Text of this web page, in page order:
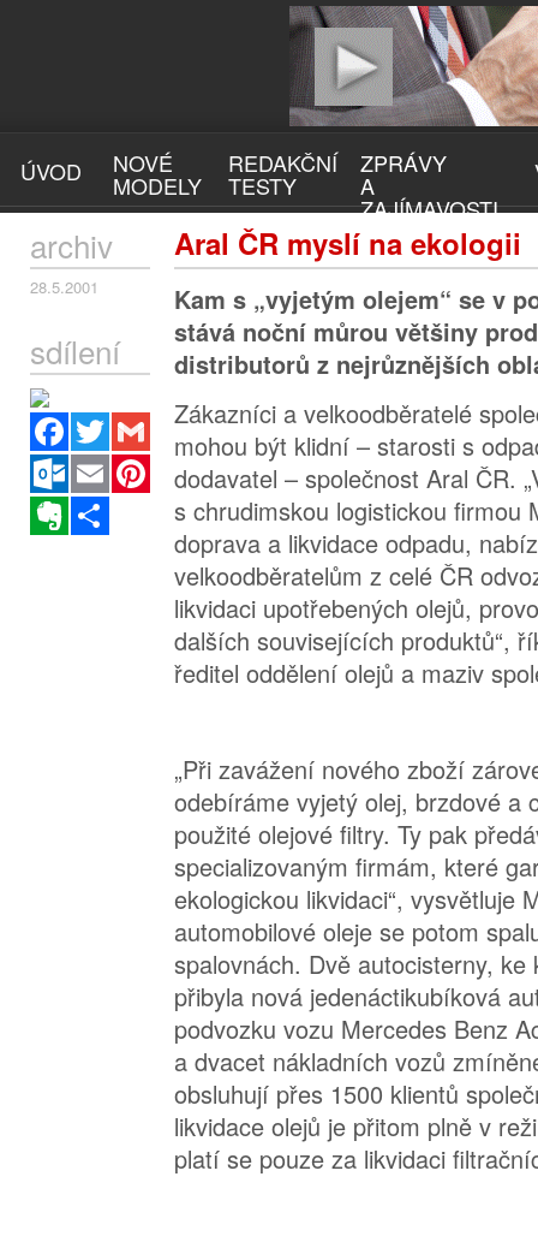
ÚVOD NOVÉ
MODELY
REDAKČNÍ
TESTY
ZPRÁVY
A
ZAJÍMAVOSTI
Aral ČR myslí na ekologii
archiv
28.5.2001
sdílení
Facebook
Twitter
Gmail
Outlook.com
Email
Pinterest
Evernote
Kam s „vyjetým olejem“ se v
stává noční můrou většiny
distributorů z nejrůznějších
Zákazníci a velkoodběratelé
mohou být klidní – starosti s
dodavatel – společnost Aral ČR.
s chrudimskou logistickou firmou
doprava a likvidace odpadu,
velkoodběratelům z celé ČR
likvidaci upotřebených olejů,
dalších souvisejících produktů“,
ředitel oddělení olejů a maziv
„Při zavážení nového zboží
odebíráme vyjetý olej, brzdové a
použité olejové filtry. Ty pak
specializovaným firmám, které
ekologickou likvidaci“, vysvětluje
automobilové oleje se potom
spalovnách. Dvě autocisterny, ke
přibyla nová jedenáctikubíková
podvozku vozu Mercedes Benz
a dvacet nákladních vozů
obsluhují přes 1500 klientů
likvidace olejů je přitom plně v
platí se pouze za likvidaci